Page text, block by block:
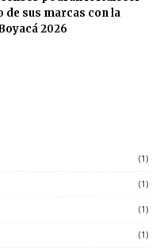
sus marcas con la
2026
(1)
(1)
(1)
(1)